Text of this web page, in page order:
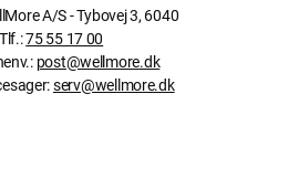
A/S - Tybovej 3, 6040
Tlf.:75 55 17 00
post@wellmore.dk
serv@wellmore.dk